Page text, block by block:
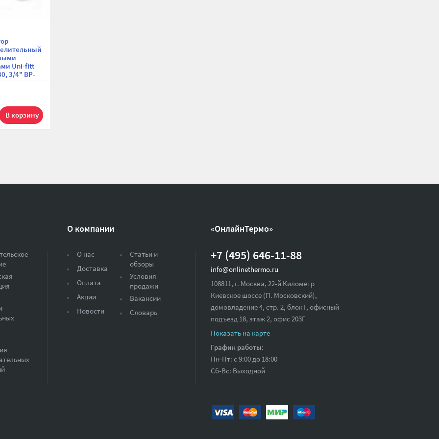
Uni-fitt
3/4" ВР-
О компании
О нас
Доставка
Оплата
Акции
Новости
Статьи и
обзоры
Условия
продажи
Вакансии
Словарь
«ОнлайнТермо»
+7 (495) 646-11-88
info@onlinethermo.ru
108811, г. Москва, 22-й Километр
Киевское шоссе (П. Московский),
домовладение 4, стр. 2, блок Г, офисный
подъезд 18,этаж 2, офис 203Г
Показать на карте
График работы:
Пн-Пт: с 9:00 до 18:00
Сб-Вс: Выходной